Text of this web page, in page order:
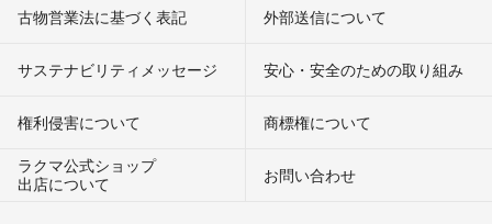
古物営業法に基づく表記 外部送信について
サステナビリティメッセージ 安心・安全のための取り組み
権利侵害について
商標権について
ラクマ公式ショップ
出店について
お問い合わせ